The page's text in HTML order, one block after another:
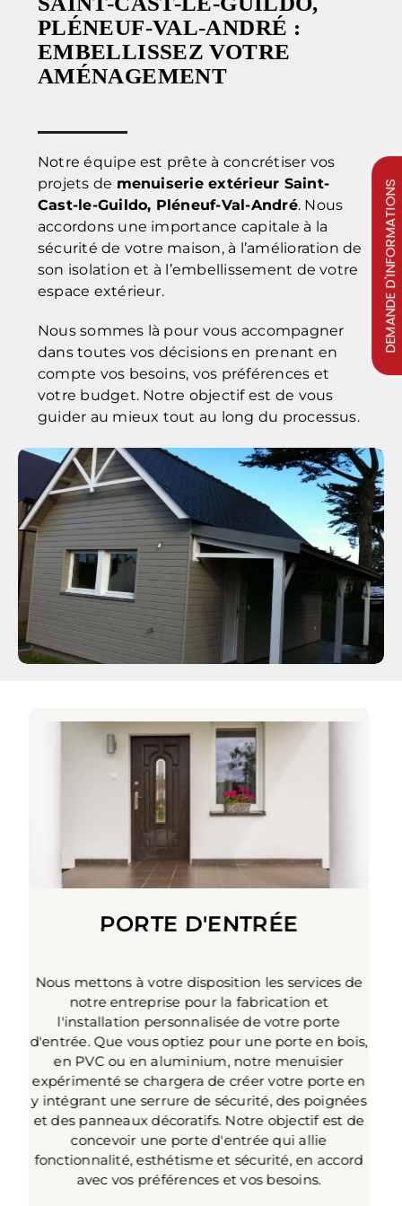
PLÉNEUF-VAL-ANDRÉ :
EMBELLISSEZ VOTRE
AMÉNAGEMENT
Notre équipe est prête à concrétiser vos
projets de menuiserie extérieur Saint-
Cast-le-Guildo, Pléneuf-Val-André. Nous
accordons une importance capitale à la
sécurité de votre maison, à l’amélioration de
son isolation et à l’embellissement de votre
espace extérieur.
Nous sommes là pour vous accompagner
dans toutes vos décisions en prenant en
compte vos besoins, vos préférences et
votre budget. Notre objectif est de vous
guider au mieux tout au long du processus.
PORTE D'ENTRÉE
Nous mettons à votre disposition les services de
notre entreprise pour la fabrication et
l'installation personnalisée de votre porte
d'entrée. Que vous optiez pour une porte en bois,
en PVC ou en aluminium, notre menuisier
expérimenté se chargera de créer votre porte en
y intégrant une serrure de sécurité, des poignées
et des panneaux décoratifs. Notre objectif est de
concevoir une porte d'entrée qui allie
fonctionnalité, esthétisme et sécurité, en accord
avec vos préférences et vos besoins.
DEMANDE D'INFORMATIONS